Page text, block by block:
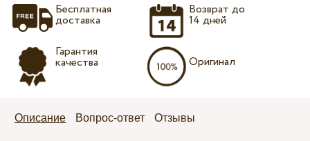
Бесплатная
доставка
Гарантия
качества
Возврат до
14 дней
Оригинал
Описание Вопрос-ответ Отзывы